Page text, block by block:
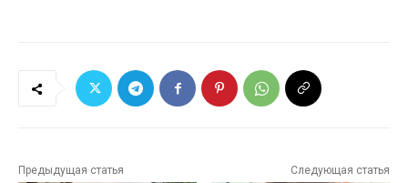
Предыдущая статья Следующая статья